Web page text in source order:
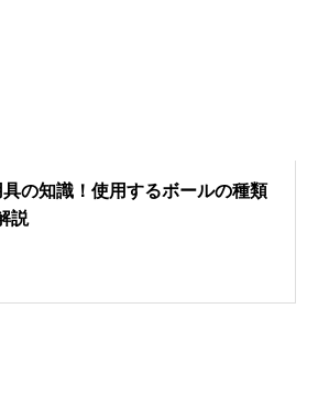
の知識！使用するボールの種類
説